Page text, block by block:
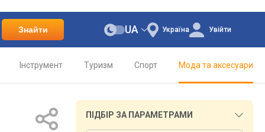
Знайти Україна
UA Увійти
Інструмент Туризм Спорт Мода та аксесуари
ПІДБІР ЗА ПАРАМЕТРАМИ